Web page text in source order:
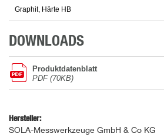
Graphit, Härte HB
DOWNLOADS
Produktdatenblatt
PDF (70KB)
Hersteller:
SOLA-Messwerkzeuge GmbH & Co KG